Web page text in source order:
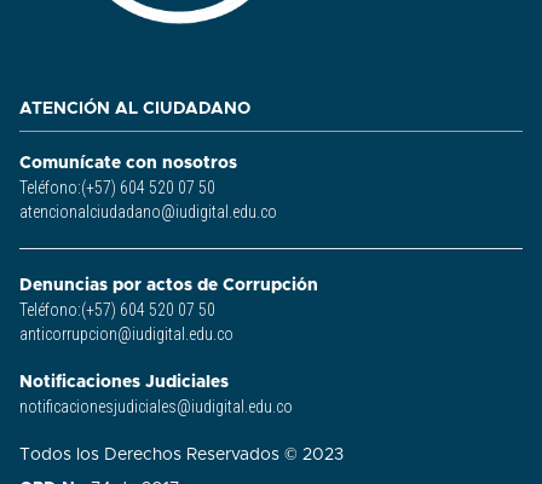
ATENCIÓN AL CIUDADANO
Comunícate con nosotros
Teléfono:(+57) 604 520 07 50
atencionalciudadano@iudigital.edu.co
Denuncias por actos de Corrupción
Teléfono:(+57) 604 520 07 50
anticorrupcion@iudigital.edu.co
Notificaciones Judiciales
notificacionesjudiciales@iudigital.edu.co
Todos los Derechos Reservados © 2023